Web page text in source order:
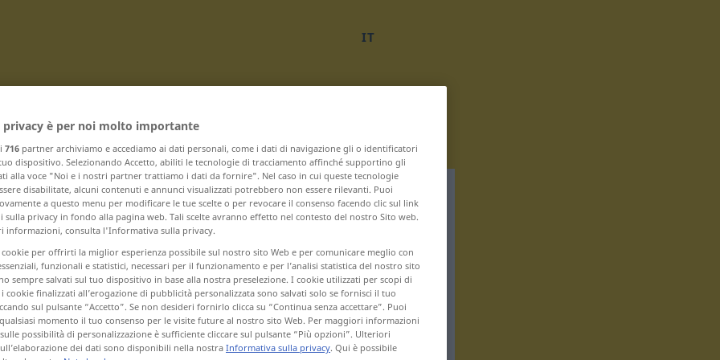
IT
Y – Yogastellung ... Ypsilon
Yogaunterricht
Ypsilon
privacy è per noi molto importante
716 partner archiviamo e accediamo ai dati personali, come i dati di navigazione gli o identificatori
dispositivo. Selezionando Accetto, abiliti le tecnologie di tracciamento affinché supportino gli
alla voce "Noi e i nostri partner trattiamo i dati da fornire". Nel caso in cui queste tecnologie
disabilitate, alcuni contenuti e annunci visualizzati potrebbero non essere rilevanti. Puoi
a questo menu per modificare le tue scelte o per revocare il consenso facendo clic sul link
sulla privacy in fondo alla pagina web. Tali scelte avranno effetto nel contesto del nostro Sito web.
informazioni, consulta l'Informativa sulla privacy.
cookie per offrirti la miglior esperienza possibile sul nostro sito Web e per comunicare meglio con
funzionali e statistici, necessari per il funzionamento e per l’analisi statistica del nostro sito
sempre salvati sul tuo dispositivo in base alla nostra preselezione. I cookie utilizzati per scopi di
cookie finalizzati all’erogazione di pubblicità personalizzata sono salvati solo se fornisci il tuo
sul pulsante “Accetto”. Se non desideri fornirlo clicca su “Continua senza accettare”. Puoi
momento il tuo consenso per le visite future al nostro sito Web. Per maggiori informazioni
possibilità di personalizzazione è sufficiente cliccare sul pulsante “Più opzioni”. Ulteriori
dei dati sono disponibili nella nostraInformativa sulla privacy. Qui è possibile